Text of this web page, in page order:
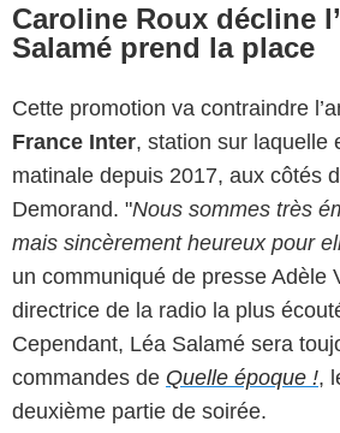
Caroline Roux décline
Salamé prend la place
Cette promotion va contraindre
France Inter, station sur laquelle
matinale depuis 2017, aux côtés
Demorand. "Nous sommes très
mais sincèrement heureux pour
un communiqué de presse Adèle
directrice de la radio la plus
Cependant, Léa Salamé sera
commandes de Quelle époque !,
deuxième partie de soirée.